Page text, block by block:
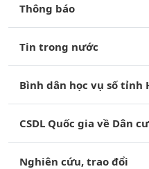
Thông báo
Tin trong nước
Bình dân học vụ số tỉnh
CSDL Quốc gia về Dân
Nghiên cứu, trao đổi